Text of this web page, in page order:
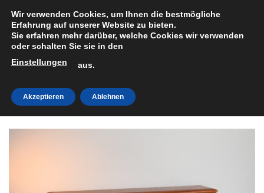
Inhalt
springen
HOME
Wir verwenden Cookies, um Ihnen die bestmögliche
Erfahrung auf unserer Website zu bieten.
Sie erfahren mehr darüber, welche Cookies wir verwenden
oder schalten Sie sie in den
Einstellungen
aus.
Akzeptieren Ablehnen